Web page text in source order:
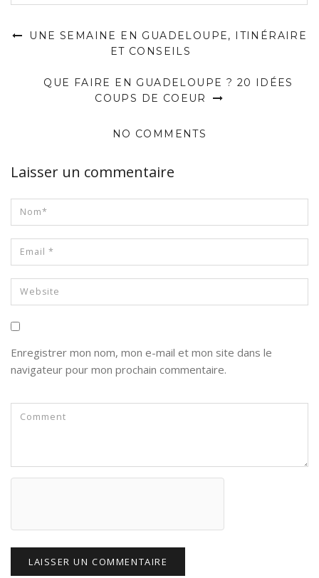
UNE SEMAINE EN GUADELOUPE, ITINÉRAIRE
ET CONSEILS
QUE FAIRE EN GUADELOUPE ? 20 IDÉES
COUPS DE COEUR
NO COMMENTS
Laisser un commentaire
Enregistrer mon nom, mon e-mail et mon site dans le
navigateur pour mon prochain commentaire.